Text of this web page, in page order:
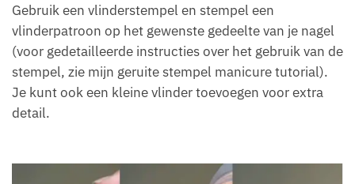
Gebruik een vlinderstempel en stempel een
vlinderpatroon op het gewenste gedeelte van je nagel
(voor gedetailleerde instructies over het gebruik van de
stempel, zie mijn geruite stempel manicure tutorial).
Je kunt ook een kleine vlinder toevoegen voor extra
detail.